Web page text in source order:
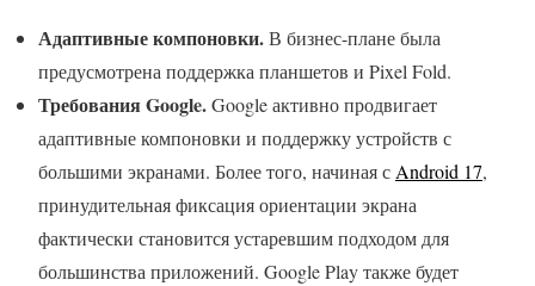
Адаптивные компоновки.В бизнес-плане была
предусмотрена поддержка планшетов и Pixel Fold.
Требования Google.Google активно продвигает
адаптивные компоновки и поддержку устройств с
большими экранами. Более того, начиная сAndroid 17,
принудительная фиксация ориентации экрана
фактически становится устаревшим подходом для
большинства приложений. Google Play также будет